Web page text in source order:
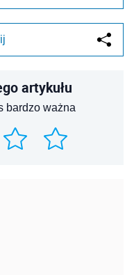
artykułu
bardzo ważna